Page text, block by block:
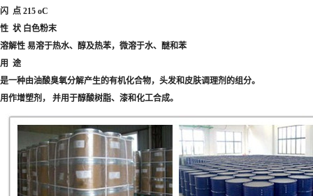
闪 点 215 oC
性 状 白色粉末
溶解性 易溶于热水、醇及热苯，微溶于水、醚和苯
用 途
是一种由油酸臭氧分解产生的有机化合物，头发和皮肤调理剂的组分。
用作增塑剂， 并用于醇酸树脂、漆和化工合成。